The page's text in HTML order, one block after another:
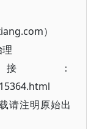
）
：
请注明原始出